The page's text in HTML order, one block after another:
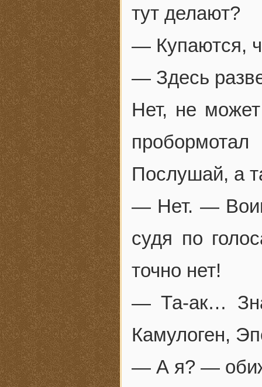
тут делают?
— Купаются,
— Здесь
Нет, не
Послушай, а
— Нет. —
судя по
точно нет!
— Та-ак…
Камулоген,
— А я? —